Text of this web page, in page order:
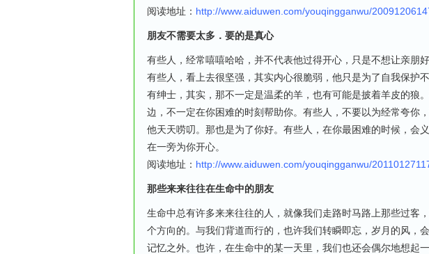
阅读地址： http://www.aiduwen.com/youqingganwu/
朋友不需要太多．要的是真心
有些人，经常嘻嘻哈哈，并不代表他过得开心，只是不想让亲朋
有些人，看上去很坚强，其实内心很脆弱，他只是为了自我保护
有绅士，其实，那不一定是温柔的羊，也有可能是披着羊皮的狼
边，不一定在你困难的时刻帮助你。有些人，不要以为经常夸你
他天天唠叨。那也是为了你好。有些人，在你最困难的时候，会
在一旁为你开心。
阅读地址： http://www.aiduwen.com/youqingganwu/
那些来来往往在生命中的朋友
生命中总有许多来来往往的人，就像我们走路时马路上那些过客
个方向的。与我们背道而行的，也许我们转瞬即忘，岁月的风，
记忆之外。也许，在生命中的某一天里，我们也还会偶尔地想起